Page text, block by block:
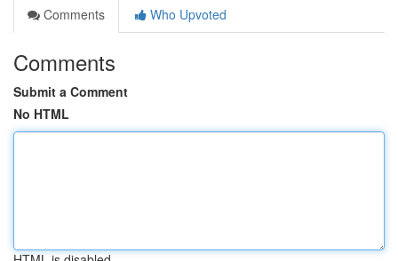
Comments
Who Upvoted
Comments
Submit a Comment
No HTML